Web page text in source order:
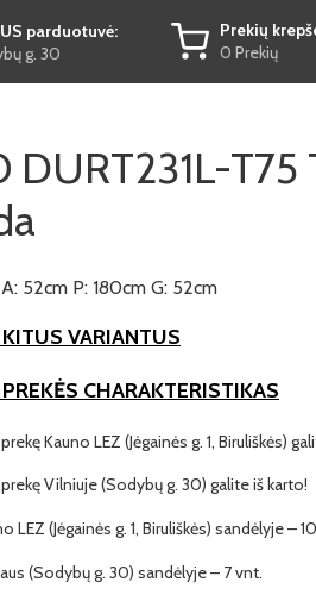
parduotuvė:
g. 30
Prekių
0 Prekių
DURT231L-T75
A: 52cm P: 180cm G: 52cm
VARIANTUS
CHARAKTERISTIKAS
Kauno LEZ (Jėgainės g. 1, Biruliškės)
Vilniuje (Sodybų g. 30) galite iš karto!
LEZ (Jėgainės g. 1, Biruliškės) sandėlyje –
(Sodybų g. 30) sandėlyje – 7 vnt.